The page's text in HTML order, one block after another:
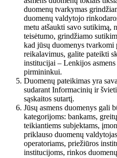
duomenų tvarkymas
duomenų valdytojo
metu atšaukti savo sutikimą,
teisėtumo, grindžiamo
kad jūsų duomenys tvarkomi
reikalavimus, galite pateikti
institucijai – Lenkijos
pirmininkui.
Duomenų pateikimas yra
sudarant Informacinių ir
sąskaitos sutartį.
Jūsų asmens duomenys gali
kategorijoms: bankams,
teikiantiems subjektams,
priklauso duomenų
operatoriams, priežiūros
institucijoms, rinkos